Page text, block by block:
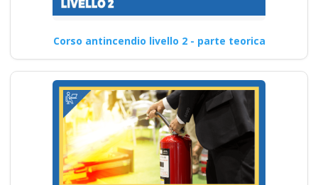
Corso antincendio livello 2 - parte teorica